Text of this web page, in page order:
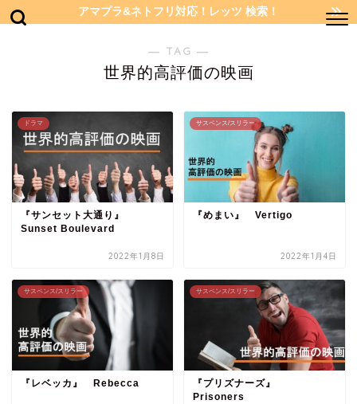
アマプラ&ネトフリ対応！レッツ 検索！
― TAG ―
世界的高評価の映画
ドラマ
『サンセット大通り』
Sunset Boulevard
2022年1月8日
サスペンス/スリラー
『めまい』 Vertigo
2022年1月4日
サスペンス/スリラー
『レベッカ』 Rebecca
サスペンス/スリラー
『プリズナーズ』
Prisoners